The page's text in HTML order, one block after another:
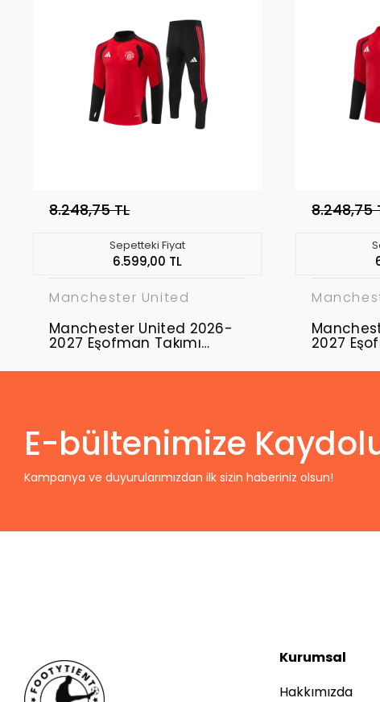
8.248,75 TL
Sepetteki Fiyat
6.599,00 TL
Manchester United
Manchester United 2026-
2027 Eşofman Takımı
8.248,75
2027
E-bültenimize
Kampanya ve duyurularımızdan ilk sizin haberiniz olsun!
Kurumsal
Hakkımızda